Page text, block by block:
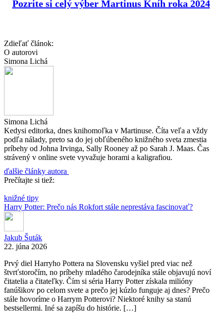
Pozrite si celý výber Martinus Kníh roka 2024
Zdieľať článok:
O autorovi
Simona Lichá
Simona Lichá
Kedysi editorka, dnes knihomoľka v Martinuse. Číta veľa a vždy
podľa nálady, preto sa do jej obľúbeného knižného sveta zmestia
príbehy od Johna Irvinga, Sally Rooney až po Sarah J. Maas. Čas
strávený v online svete vyvažuje horami a kaligrafiou.
ďalšie články autora
Prečítajte si tiež:
knižné tipy
Harry Potter: Prečo nás Rokfort stále neprestáva fascinovať?
Jakub Šuták
22. júna 2026
Prvý diel Harryho Pottera na Slovensku vyšiel pred viac než
štvrťstoročím, no príbehy mladého čarodejníka stále objavujú noví
čitatelia a čitateľky. Čím si séria Harry Potter získala milióny
fanúšikov po celom svete a prečo jej kúzlo funguje aj dnes? Prečo
stále hovoríme o Harrym Potterovi? Niektoré knihy sa stanú
bestsellermi. Iné sa zapíšu do histórie. […]